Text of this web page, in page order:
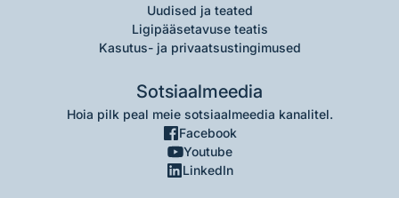
Uudised ja teated
Ligipääsetavuse teatis
Kasutus- ja privaatsustingimused
Sotsiaalmeedia
Hoia pilk peal meie sotsiaalmeedia kanalitel.
Facebook
Youtube
LinkedIn